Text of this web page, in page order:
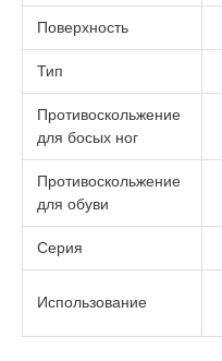
Поверхность
Тип
Противоскольжение
для босых ног
Противоскольжение
для обуви
Серия
Использование